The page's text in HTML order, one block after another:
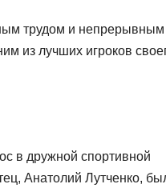
трудом и непрерывным
из лучших игроков
в дружной спортивной
Анатолий Лутченко,